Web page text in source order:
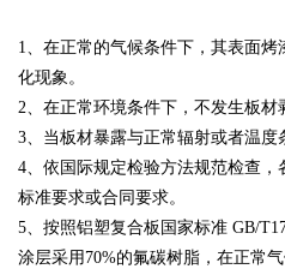
1、在正常的气候条件下，其表面
化现象。
2、在正常环境条件下，不发生板材
3、当板材暴露与正常辐射或者温度
4、依国际规定检验方法规范检查
标准要求或合同要求。
5、按照铝塑复合板国家标准 GB/
涂层采用 70%的氟碳树脂，在正常